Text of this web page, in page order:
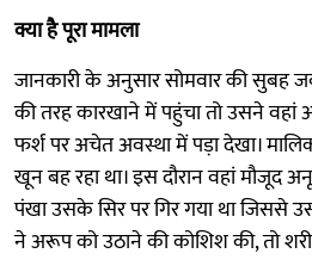
क्या है पूरा मामला
जानकारी के अनुसार सोमवार की सुबह
की तरह कारखाने में पहुंचा तो उसने वहां
फर्श पर अचेत अवस्था में पड़ा देखा।
खून बह रहा था। इस दौरान वहां मौजूद
पंखा उसके सिर पर गिर गया था जिससे
ने अरूप को उठाने की कोशिश की, तो